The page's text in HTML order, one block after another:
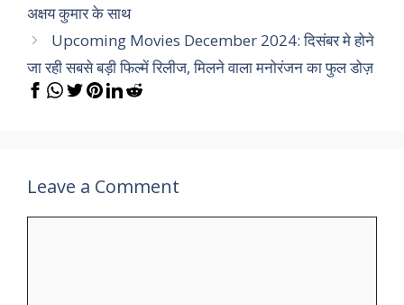
अक्षय कुमार के साथ
Upcoming Movies December 2024: दिसंबर मे होने
जा रही सबसे बड़ी फिल्में रिलीज, मिलने वाला मनोरंजन का फुल डोज़
Leave a Comment